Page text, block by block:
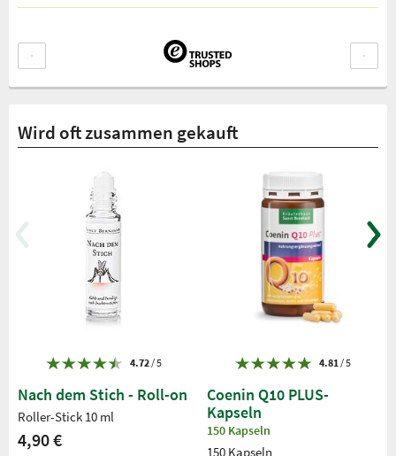
Wird oft zusammen gekauft
4.72/ 5
Nach dem Stich - Roll-on
Roller-Stick 10 ml
4,90 €
4.81 / 5
Coenin Q10 PLUS-
Kapseln
150 Kapseln
150 Kapseln